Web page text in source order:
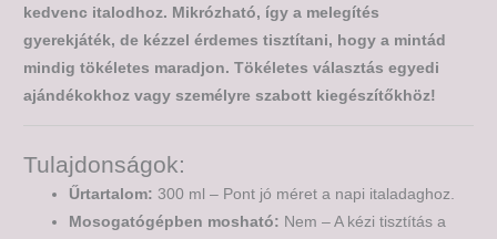
kedvenc italodhoz. Mikrózható, így a melegítés
gyerekjáték, de kézzel érdemes tisztítani, hogy a mintád
mindig tökéletes maradjon. Tökéletes választás egyedi
ajándékokhoz vagy személyre szabott kiegészítőkhöz!
Tulajdonságok:
Űrtartalom: 300 ml – Pont jó méret a napi italadaghoz.
Mosogatógépben mosható: Nem – A kézi tisztítás a